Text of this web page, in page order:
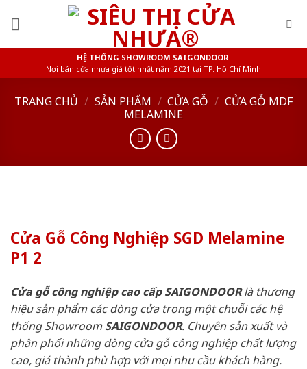
HỆ THỐNG SHOWROOM SAIGONDOOR
Nơi bán cửa nhựa giá tốt nhất năm 2021 tại TP. Hồ Chí Minh
TRANG CHỦ / SẢN PHẨM / CỬA GỖ / CỬA GỖ MDF
MELAMINE
Cửa Gỗ Công Nghiệp SGD Melamine
P1 2
Cửa gỗ công nghiệp cao cấp SAIGONDOORlà thương
hiệu sản phẩm các dòng cửa trong một chuỗi các hệ
thống ShowroomSAIGONDOOR. Chuyên sản xuất và
phân phối những dòng cửa gỗ công nghiệp chất lượng
cao, giá thành phù hợp với mọi nhu cầu khách hàng.